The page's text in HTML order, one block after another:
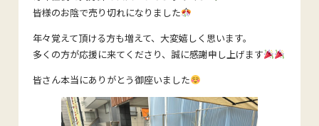
皆様のお陰で売り切れになりました
年々覚えて頂ける方も増えて、大変嬉しく思います。
多くの方が応援に来てくださり、誠に感謝申し上げます
皆さん本当にありがとう御座いました